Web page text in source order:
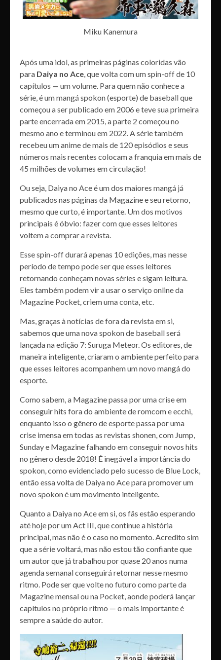
Miku Kanemura
Após uma idol, as primeiras páginas coloridas vão
para Daiya no Ace, que volta com um spin-off de 10
capítulos — um volume. Para quem não conhece a
série, é um mangá spokon (esporte) de baseball que
começou a ser publicado em 2006 e teve sua primeira
parte encerrada em 2015, a parte 2 começou no
mesmo ano e terminou em 2022. A série também
recebeu um anime de mais de 120 episódios e seus
números mais recentes colocam a franquia em mais de
45 milhões de volumes em circulação!
Ou seja, Daiya no Ace é um dos maiores mangá já
publicados nas páginas da Magazine e seu retorno,
mesmo que curto, é importante. Um dos motivos
principais é óbvio: fazer com que esses leitores
voltem a comprar a revista.
Esse spin-off durará apenas 10 edições, mas nesse
período de tempo pode ser que esses leitores
retornando conheçam novas séries e sigam leitura.
Eles também podem vir a usar o serviço online da
Magazine Pocket, criem uma conta, etc.
Mas, graças à notícias de fora da revista em si,
sabemos que uma nova spokon de baseball será
lançada na edição 7: Suruga Meteor. Os editores, de
maneira inteligente, criaram o ambiente perfeito para
que esses leitores acompanhem um novo mangá do
esporte.
Como sabem, a Magazine passa por uma crise em
conseguir hits fora do ambiente de romcom e ecchi,
enquanto isso o gênero de esporte passa por uma
crise imensa em todas as revistas shonen, com Jump,
Sunday e Magazine falhando em conseguir novos hits
no gênero desde 2018! É inegável a importância do
spokon, como evidenciado pelo sucesso de Blue Lock,
então essa volta de Daiya no Ace para promover um
novo spokon é um movimento inteligente.
Quanto a Daiya no Ace em si, os fãs estão esperando
até hoje por um Act III, que continue a história
principal, mas não é o caso no momento. Acredito sim
que a série voltará, mas não estou tão confiante que
um autor que já trabalhou por quase 20 anos numa
agenda semanal conseguirá retornar nesse mesmo
ritmo. Pode ser que volte no futuro como parte da
Magazine mensal ou na Pocket, aonde poderá lançar
capítulos no próprio ritmo — o mais importante é
sempre a saúde do autor.